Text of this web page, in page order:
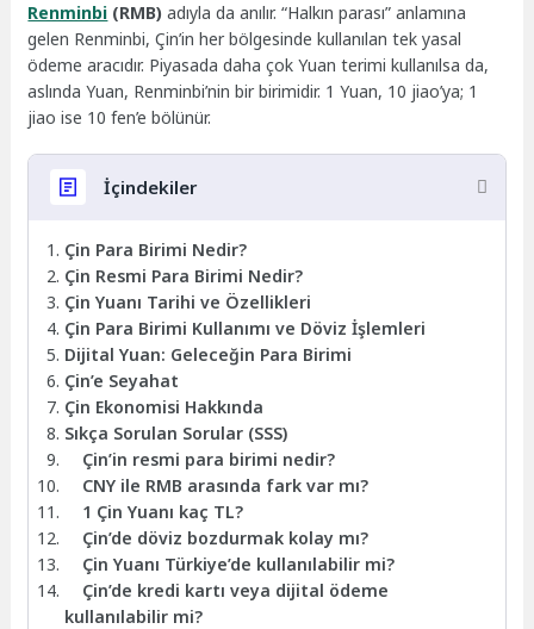
Renminbi (RMB) adıyla da anılır. “Halkın parası” anlamına
gelen Renminbi, Çin’in her bölgesinde kullanılan tek yasal
ödeme aracıdır. Piyasada daha çok Yuan terimi kullanılsa da,
aslında Yuan, Renminbi’nin bir birimidir. 1 Yuan, 10 jiao’ya; 1
jiao ise 10 fen’e bölünür.
İçindekiler
Çin Para Birimi Nedir?
Çin Resmi Para Birimi Nedir?
Çin Yuanı Tarihi ve Özellikleri
Çin Para Birimi Kullanımı ve Döviz İşlemleri
Dijital Yuan: Geleceğin Para Birimi
Çin’e Seyahat
Çin Ekonomisi Hakkında
Sıkça Sorulan Sorular (SSS)
Çin’in resmi para birimi nedir?
CNY ile RMB arasında fark var mı?
1 Çin Yuanı kaç TL?
Çin’de döviz bozdurmak kolay mı?
Çin Yuanı Türkiye’de kullanılabilir mi?
Çin’de kredi kartı veya dijital ödeme
kullanılabilir mi?